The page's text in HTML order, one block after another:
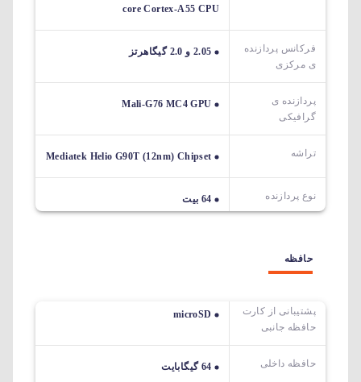
core Cortex-A55 CPU
فرکانس پردازنده
ی مرکزی
2.05 و 2.0 گیگاهرتز
پردازنده ی
گرافیکی
Mali-G76 MC4 GPU
تراشه Mediatek Helio G90T (12nm) Chipset
نوع پردازنده 64 بیت
حافظه
پشتیبانی از کارت
حافظه جانبی
microSD
حافظه داخلی 64 گیگابایت